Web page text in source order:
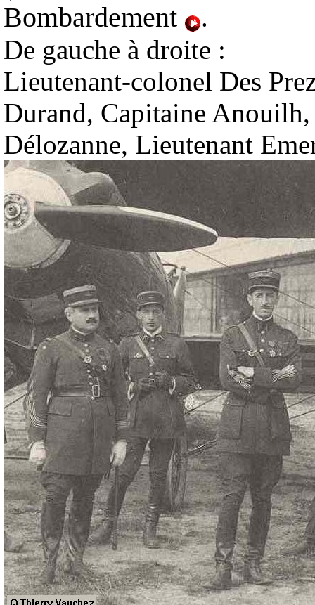
Bombardement
.
De gauche à droite :
Lieutenant-colonel Des
Durand, Capitaine
Délozanne, Lieutenant